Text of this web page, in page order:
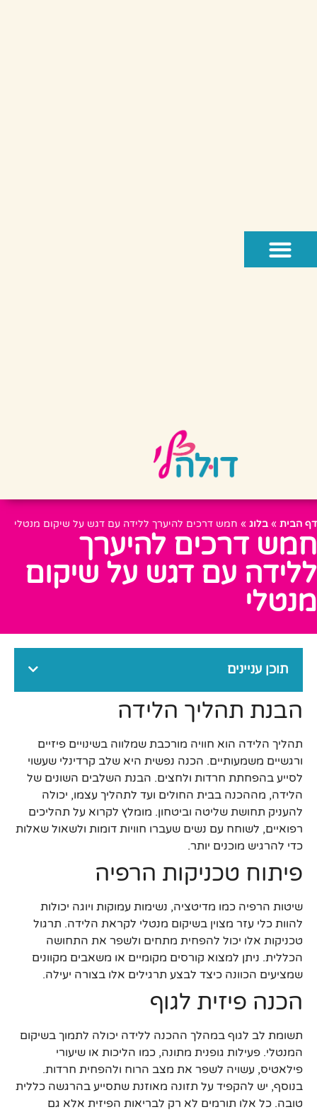
דף הבית » בלוג » חמש דרכים להיערך ללידה עם דגש על שיקום מנטלי
חמש דרכים להיערך
ללידה עם דגש על שיקום
מנטלי
תוכן עניינים
הבנת תהליך הלידה
תהליך הלידה הוא חוויה מורכבת שמלווה בשינויים פיזיים
ורגשיים משמעותיים. הכנה נפשית היא שלב קרדינלי שעשוי
לסייע בהפחתת חרדות ולחצים. הבנת השלבים השונים של
הלידה, מההכנה בבית החולים ועד לתהליך עצמו, יכולה
להעניק תחושת שליטה וביטחון. מומלץ לקרוא על תהליכים
רפואיים, לשוחח עם נשים שעברו חוויות דומות ולשאול שאלות
כדי להרגיש מוכנים יותר.
פיתוח טכניקות הרפיה
שיטות הרפיה כמו מדיטציה, נשימות עמוקות ויוגה יכולות
להוות כלי עזר מצוין בשיקום מנטלי לקראת הלידה. תרגול
טכניקות אלו יכול להפחית מתחים ולשפר את התחושה
הכללית. ניתן למצוא קורסים מקומיים או משאבים מקוונים
שמציעים הכוונה כיצד לבצע תרגילים אלו בצורה יעילה.
הכנה פיזית לגוף
תשומת לב לגוף במהלך ההכנה ללידה יכולה לתמוך בשיקום
המנטלי. פעילות גופנית מתונה, כמו הליכות או שיעורי
פילאטיס, עשויה לשפר את מצב הרוח ולהפחית חרדות.
בנוסף, יש להקפיד על תזונה מאוזנת שתסייע בהרגשה כללית
טובה. כל אלו תורמים לא רק לבריאות הפיזית אלא גם